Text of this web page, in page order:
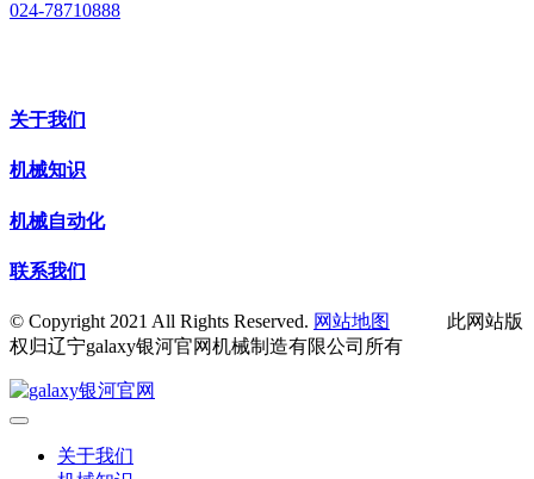
024-78710888
关于我们
机械知识
机械自动化
联系我们
© Copyright 2021 All Rights Reserved. 网站地图
此网站版
权归辽宁galaxy银河官网机械制造有限公司所有
关于我们